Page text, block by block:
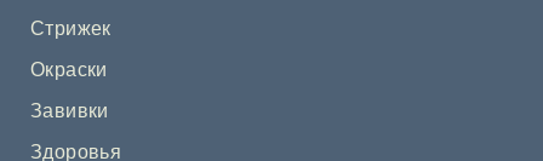
Стрижек
Окраски
Завивки
Здоровья